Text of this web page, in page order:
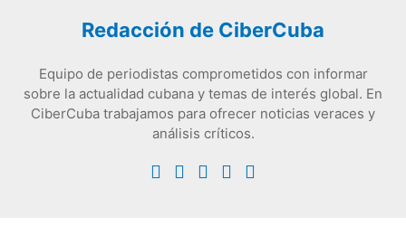
Redacción de CiberCuba
Equipo de periodistas comprometidos con informar
sobre la actualidad cubana y temas de interés global. En
CiberCuba trabajamos para ofrecer noticias veraces y
análisis críticos.